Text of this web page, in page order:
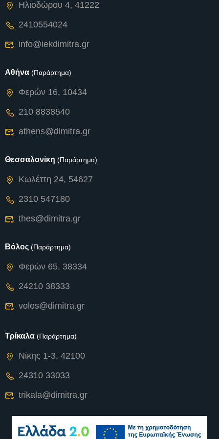
Ηλιοδώρου 4, 41222
2410554024
info@iekdimitra.gr
Αθήνα (Παράρτημα)
Φερών 16, 10434
210 8838540
athens@dimitra.gr
Θεσσαλονίκη (Παράρτημα)
Κωλέττη 24, 54627
2310 547180
thes@dimitra.gr
Βόλος (Παράρτημα)
Φερών 65, 38334
24210 38333
volos@dimitra.gr
Τρίκαλα (Παράρτημα)
Νίκης 1-3, 42100
24310 33033
trikala@dimitra.gr